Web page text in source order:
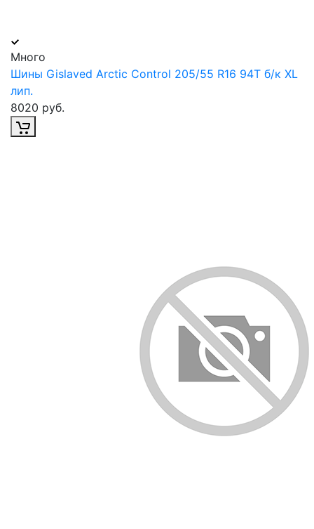
Много
Шины Gislaved Arctic Control 205/55 R16 94T б/к XL
лип.
8020 руб.